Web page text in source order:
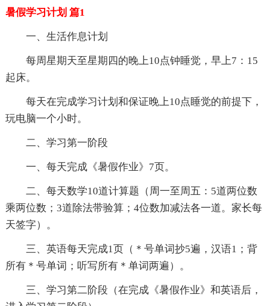
暑假学习计划 篇1
一、生活作息计划
每周星期天至星期四的晚上10点钟睡觉，早上7：15
起床。
每天在完成学习计划和保证晚上10点睡觉的前提下，
玩电脑一个小时。
二、学习第一阶段
一、每天完成《暑假作业》7页。
二、每天数学10道计算题（周一至周五：5道两位数
乘两位数；3道除法带验算；4位数加减法各一道。家长每
天签字）。
三、英语每天完成1页（＊号单词抄5遍，汉语1；背
所有＊号单词；听写所有＊单词两遍）。
三、学习第二阶段（在完成《暑假作业》和英语后，